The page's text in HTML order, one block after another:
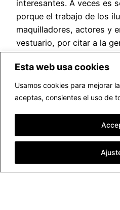
Esta web usa cookies
Usamos cookies para mejorar
aceptas, consientes el uso de
interesantes. A veces es
porque el trabajo de los
maquilladores, actores y
vestuario, por citar a la
están dirigiendo su
febrero 17, 2015
▷ Fotógrafo profesional